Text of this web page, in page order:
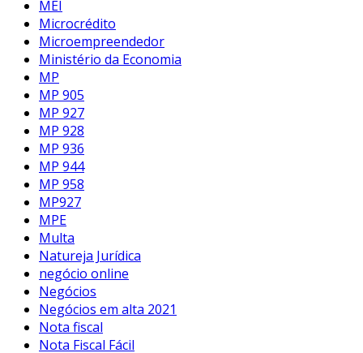
MEI
Microcrédito
Microempreendedor
Ministério da Economia
MP
MP 905
MP 927
MP 928
MP 936
MP 944
MP 958
MP927
MPE
Multa
Natureja Jurídica
negócio online
Negócios
Negócios em alta 2021
Nota fiscal
Nota Fiscal Fácil